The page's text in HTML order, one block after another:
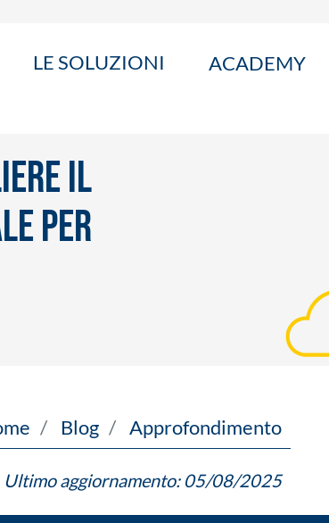
LE SOLUZIONI ACADEMY
il
per
Blog Approfondimento
Ultimo aggiornamento: 05/08/2025